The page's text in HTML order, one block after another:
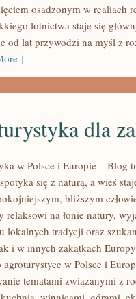
osadzonym w realiach
lotnictwa staje się
od lat przywodzi na myśl z
]
dla
w Polsce i Europie – Blog
się z naturą, a wieś
bliższym
relaksowi na łonie natury,
lokalnych tradycji oraz
i w innych zakątkach
w Polsce i
tematami związanymi z